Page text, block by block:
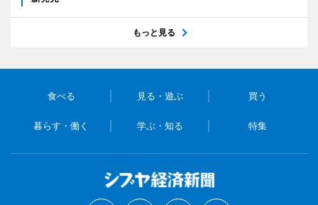
もっと見る
食べる 見る・遊ぶ 買う
暮らす・働く 学ぶ・知る 特集